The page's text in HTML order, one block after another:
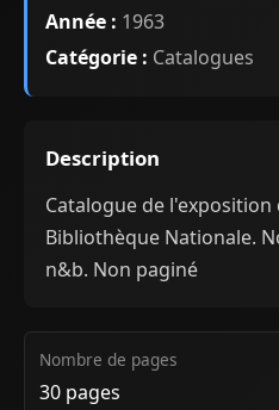
Année : 1963
Catégorie : Catalogues
Description
Catalogue de l'exposition
Bibliothèque Nationale.
n&b. Non paginé
Nombre de pages
30 pages